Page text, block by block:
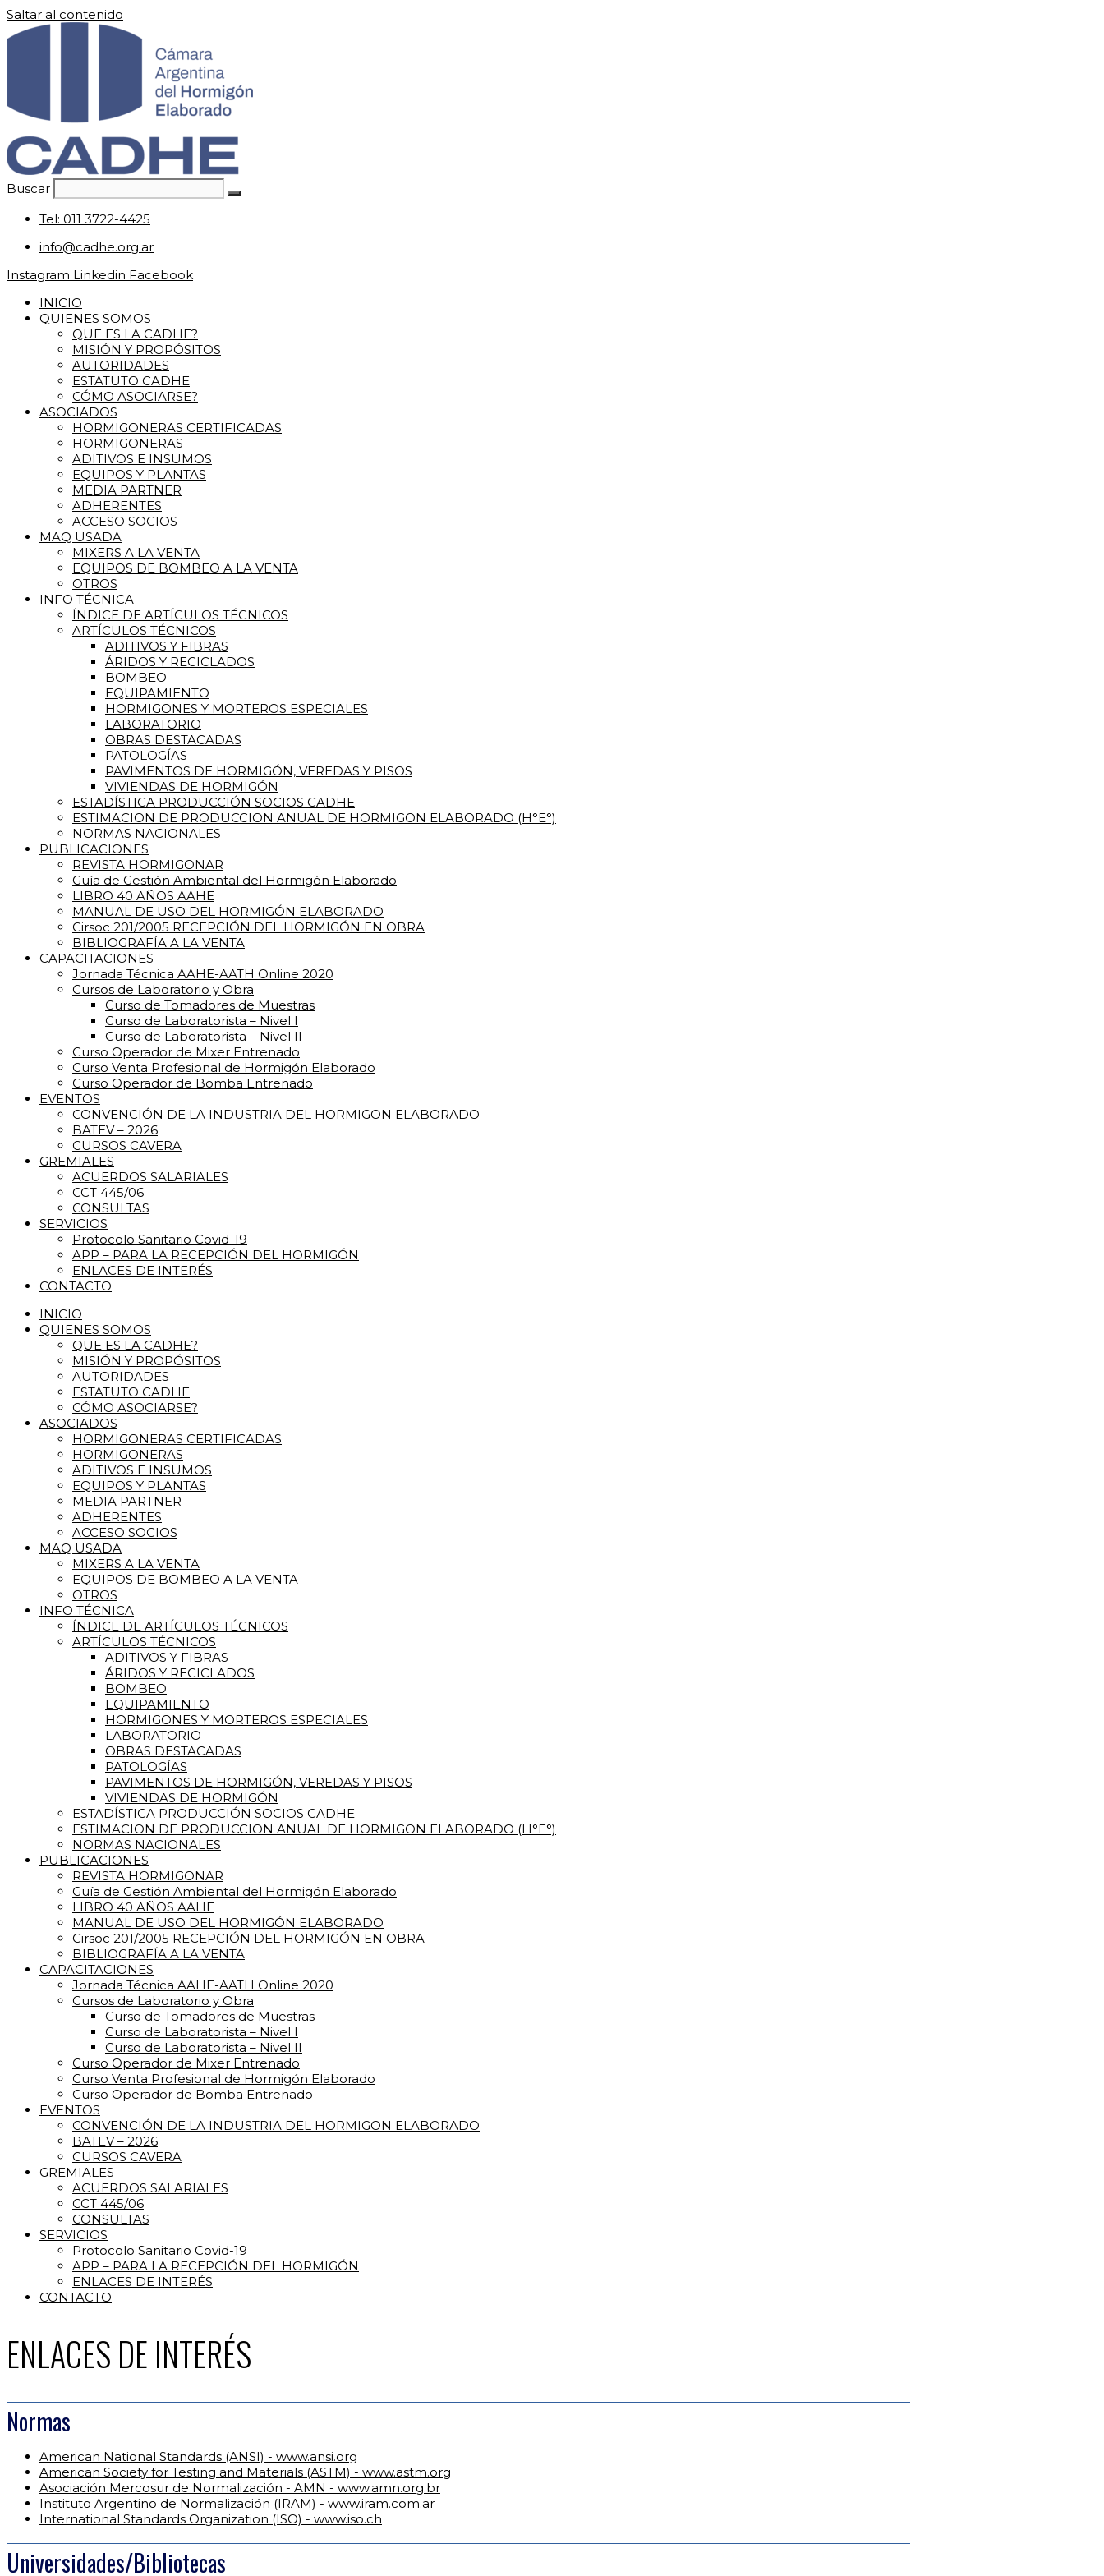
Saltar al contenido
Buscar
Tel: 011 3722-4425
info@cadhe.org.ar
Instagram Linkedin Facebook
INICIO
QUIENES SOMOS
QUE ES LA CADHE?
MISIÓN Y PROPÓSITOS
AUTORIDADES
ESTATUTO CADHE
CÓMO ASOCIARSE?
ASOCIADOS
HORMIGONERAS CERTIFICADAS
HORMIGONERAS
ADITIVOS E INSUMOS
EQUIPOS Y PLANTAS
MEDIA PARTNER
ADHERENTES
ACCESO SOCIOS
MAQ USADA
MIXERS A LA VENTA
EQUIPOS DE BOMBEO A LA VENTA
OTROS
INFO TÉCNICA
ÍNDICE DE ARTÍCULOS TÉCNICOS
ARTÍCULOS TÉCNICOS
ADITIVOS Y FIBRAS
ÁRIDOS Y RECICLADOS
BOMBEO
EQUIPAMIENTO
HORMIGONES Y MORTEROS ESPECIALES
LABORATORIO
OBRAS DESTACADAS
PATOLOGÍAS
PAVIMENTOS DE HORMIGÓN, VEREDAS Y PISOS
VIVIENDAS DE HORMIGÓN
ESTADÍSTICA PRODUCCIÓN SOCIOS CADHE
ESTIMACION DE PRODUCCION ANUAL DE HORMIGON ELABORADO (H°E°)
NORMAS NACIONALES
PUBLICACIONES
REVISTA HORMIGONAR
Guía de Gestión Ambiental del Hormigón Elaborado
LIBRO 40 AÑOS AAHE
MANUAL DE USO DEL HORMIGÓN ELABORADO
Cirsoc 201/2005 RECEPCIÓN DEL HORMIGÓN EN OBRA
BIBLIOGRAFÍA A LA VENTA
CAPACITACIONES
Jornada Técnica AAHE-AATH Online 2020
Cursos de Laboratorio y Obra
Curso de Tomadores de Muestras
Curso de Laboratorista – Nivel I
Curso de Laboratorista – Nivel II
Curso Operador de Mixer Entrenado
Curso Venta Profesional de Hormigón Elaborado
Curso Operador de Bomba Entrenado
EVENTOS
CONVENCIÓN DE LA INDUSTRIA DEL HORMIGON ELABORADO
BATEV – 2026
CURSOS CAVERA
GREMIALES
ACUERDOS SALARIALES
CCT 445/06
CONSULTAS
SERVICIOS
Protocolo Sanitario Covid-19
APP – PARA LA RECEPCIÓN DEL HORMIGÓN
ENLACES DE INTERÉS
CONTACTO
INICIO
QUIENES SOMOS
QUE ES LA CADHE?
MISIÓN Y PROPÓSITOS
AUTORIDADES
ESTATUTO CADHE
CÓMO ASOCIARSE?
ASOCIADOS
HORMIGONERAS CERTIFICADAS
HORMIGONERAS
ADITIVOS E INSUMOS
EQUIPOS Y PLANTAS
MEDIA PARTNER
ADHERENTES
ACCESO SOCIOS
MAQ USADA
MIXERS A LA VENTA
EQUIPOS DE BOMBEO A LA VENTA
OTROS
INFO TÉCNICA
ÍNDICE DE ARTÍCULOS TÉCNICOS
ARTÍCULOS TÉCNICOS
ADITIVOS Y FIBRAS
ÁRIDOS Y RECICLADOS
BOMBEO
EQUIPAMIENTO
HORMIGONES Y MORTEROS ESPECIALES
LABORATORIO
OBRAS DESTACADAS
PATOLOGÍAS
PAVIMENTOS DE HORMIGÓN, VEREDAS Y PISOS
VIVIENDAS DE HORMIGÓN
ESTADÍSTICA PRODUCCIÓN SOCIOS CADHE
ESTIMACION DE PRODUCCION ANUAL DE HORMIGON ELABORADO (H°E°)
NORMAS NACIONALES
PUBLICACIONES
REVISTA HORMIGONAR
Guía de Gestión Ambiental del Hormigón Elaborado
LIBRO 40 AÑOS AAHE
MANUAL DE USO DEL HORMIGÓN ELABORADO
Cirsoc 201/2005 RECEPCIÓN DEL HORMIGÓN EN OBRA
BIBLIOGRAFÍA A LA VENTA
CAPACITACIONES
Jornada Técnica AAHE-AATH Online 2020
Cursos de Laboratorio y Obra
Curso de Tomadores de Muestras
Curso de Laboratorista – Nivel I
Curso de Laboratorista – Nivel II
Curso Operador de Mixer Entrenado
Curso Venta Profesional de Hormigón Elaborado
Curso Operador de Bomba Entrenado
EVENTOS
CONVENCIÓN DE LA INDUSTRIA DEL HORMIGON ELABORADO
BATEV – 2026
CURSOS CAVERA
GREMIALES
ACUERDOS SALARIALES
CCT 445/06
CONSULTAS
SERVICIOS
Protocolo Sanitario Covid-19
APP – PARA LA RECEPCIÓN DEL HORMIGÓN
ENLACES DE INTERÉS
CONTACTO
ENLACES DE INTERÉS
Normas
American National Standards (ANSI) - www.ansi.org
American Society for Testing and Materials (ASTM) - www.astm.org
Asociación Mercosur de Normalización - AMN - www.amn.org.br
Instituto Argentino de Normalización (IRAM) - www.iram.com.ar
International Standards Organization (ISO) - www.iso.ch
Universidades/Bibliotecas